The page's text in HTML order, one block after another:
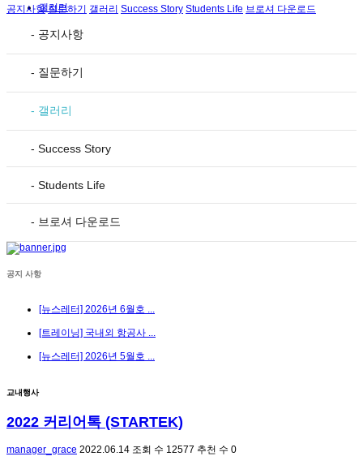
갤러리
공지사항 질문하기 갤러리 Success Story Students Life 브로셔 다운로드
- 공지사항
- 질문하기
- 갤러리
- Success Story
- Students Life
- 브로셔 다운로드
공지 사항
[뉴스레터] 2026년 6월호 ...
[트레이닝] 국내외 항공사 ...
[뉴스레터] 2026년 5월호 ...
교내행사
2022 커리어톡 (STARTEK)
manager_grace 2022.06.14 조회 수 12577 추천 수 0